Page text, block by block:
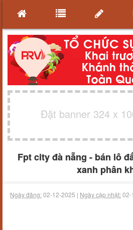
Đặt banner 324 x
Fpt city đà nẵng - bán lô
xanh phân
Ngày đăng:02-12-2025 | Ngày cập nhật:02-